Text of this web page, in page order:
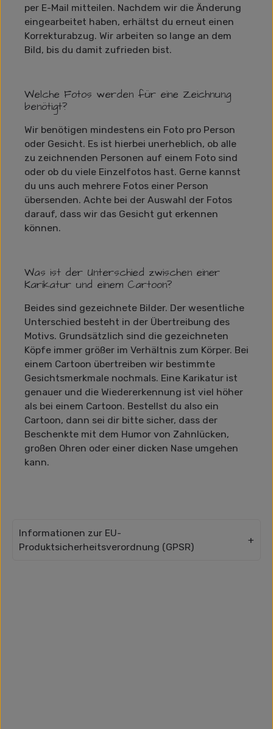
per E-Mail mitteilen. Nachdem wir die Änderung
eingearbeitet haben, erhältst du erneut einen
Korrekturabzug. Wir arbeiten so lange an dem
Bild, bis du damit zufrieden bist.
Welche Fotos werden für eine Zeichnung
benötigt?
Wir benötigen mindestens ein Foto pro Person
oder Gesicht. Es ist hierbei unerheblich, ob alle
zu zeichnenden Personen auf einem Foto sind
oder ob du viele Einzelfotos hast. Gerne kannst
du uns auch mehrere Fotos einer Person
übersenden. Achte bei der Auswahl der Fotos
darauf, dass wir das Gesicht gut erkennen
können.
Was ist der Unterschied zwischen einer
Karikatur und einem Cartoon?
Beides sind gezeichnete Bilder. Der wesentliche
Unterschied besteht in der Übertreibung des
Motivs. Grundsätzlich sind die gezeichneten
Köpfe immer größer im Verhältnis zum Körper. Bei
einem Cartoon übertreiben wir bestimmte
Gesichtsmerkmale nochmals. Eine Karikatur ist
genauer und die Wiedererkennung ist viel höher
als bei einem Cartoon. Bestellst du also ein
Cartoon, dann sei dir bitte sicher, dass der
Beschenkte mit dem Humor von Zahnlücken,
großen Ohren oder einer dicken Nase umgehen
kann.
Informationen zur EU-
Produktsicherheitsverordnung (GPSR)